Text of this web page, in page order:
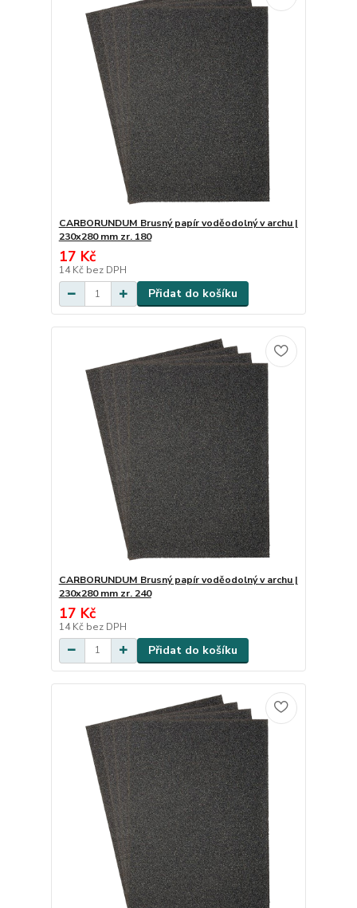
CARBORUNDUM Brusný papír voděodolný v archu |
230x280 mm zr. 180
17 Kč
14 Kč bez DPH
Přidat do košíku
CARBORUNDUM Brusný papír voděodolný v archu |
230x280 mm zr. 240
17 Kč
14 Kč bez DPH
Přidat do košíku